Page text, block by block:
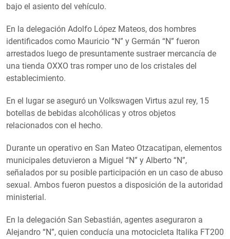
bajo el asiento del vehículo.
En la delegación Adolfo López Mateos, dos hombres
identificados como Mauricio “N” y Germán “N” fueron
arrestados luego de presuntamente sustraer mercancía de
una tienda OXXO tras romper uno de los cristales del
establecimiento.
En el lugar se aseguró un Volkswagen Virtus azul rey, 15
botellas de bebidas alcohólicas y otros objetos
relacionados con el hecho.
Durante un operativo en San Mateo Otzacatipan, elementos
municipales detuvieron a Miguel “N” y Alberto “N”,
señalados por su posible participación en un caso de abuso
sexual. Ambos fueron puestos a disposición de la autoridad
ministerial.
En la delegación San Sebastián, agentes aseguraron a
Alejandro “N”, quien conducía una motocicleta Italika FT200